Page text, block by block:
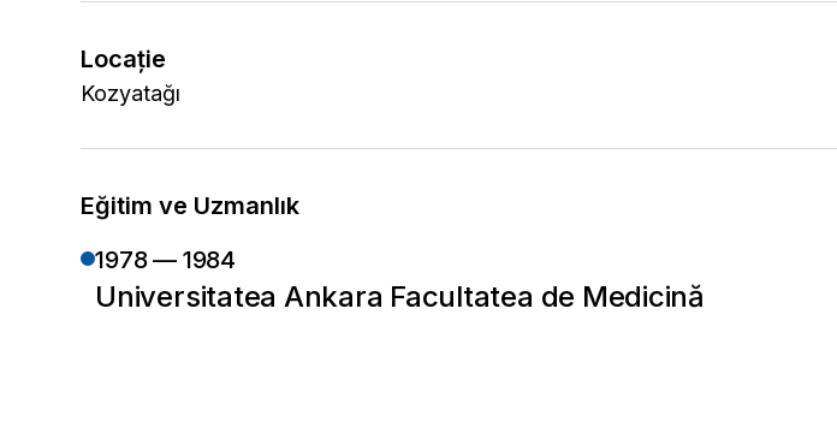
Locaţie
Kozyatağı
Eğitim ve Uzmanlık
1978 — 1984
Universitatea Ankara Facultatea de Medicină